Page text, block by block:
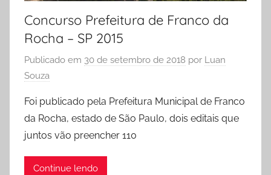
Concurso Prefeitura de Franco da
Rocha – SP 2015
Publicado em 30 de setembro de 2018 por Luan
Souza
Foi publicado pela Prefeitura Municipal de Franco
da Rocha, estado de São Paulo, dois editais que
juntos vão preencher 110
Continue lendo